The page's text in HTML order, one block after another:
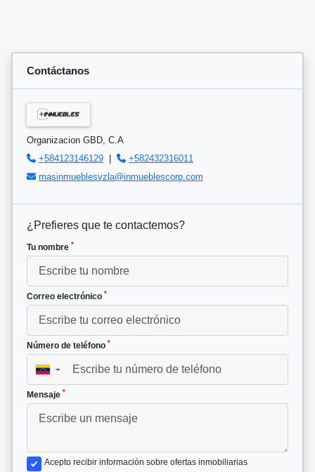
Contáctanos
Organizacion GBD, C.A
+584123146129 |
+582432316011
masinmueblesvzla@inmueblescorp.com
¿Prefieres que te contactemos?
Tu nombre *
Correo electrónico *
Número de teléfono *
▼
Mensaje *
Acepto recibir información sobre ofertas inmobiliarias